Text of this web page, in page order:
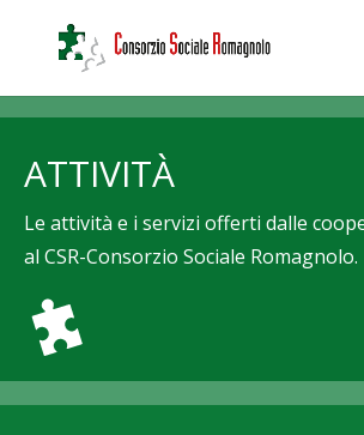
ATTIVITÀ
Le attività e i servizi offerti dalle
al CSR-Consorzio Sociale Romagnolo.